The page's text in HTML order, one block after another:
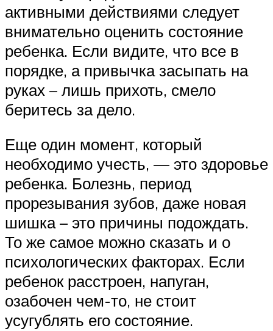
активными действиями следует
внимательно оценить состояние
ребенка. Если видите, что все в
порядке, а привычка засыпать на
руках – лишь прихоть, смело
беритесь за дело.
Еще один момент, который
необходимо учесть, — это здоровье
ребенка. Болезнь, период
прорезывания зубов, даже новая
шишка – это причины подождать.
То же самое можно сказать и о
психологических факторах. Если
ребенок расстроен, напуган,
озабочен чем-то, не стоит
усугублять его состояние.